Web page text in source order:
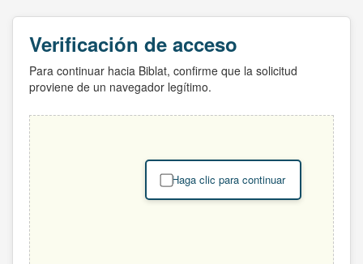
Verificación de acceso
Para continuar hacia Biblat, confirme que la solicitud
proviene de un navegador legítimo.
Haga clic para continuar